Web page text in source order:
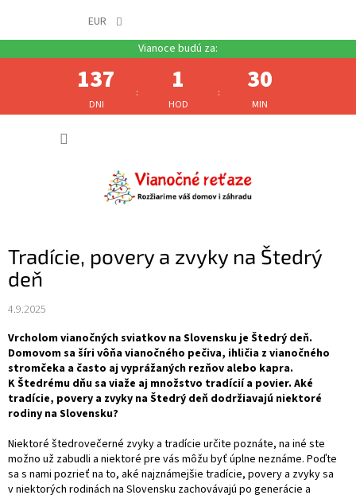
137
DNI
: 1
HOD
: 30
MIN
EUR
Tradície, povery a zvyky na Štedrý
deň
4.9.2025
Vrcholom vianočných sviatkov na Slovensku je Štedrý deň.
Domovom sa šíri vôňa vianočného pečiva, ihličia z vianočného
stromčeka a často aj vyprážaných rezňov alebo kapra.
K Štedrému dňu sa viaže aj množstvo tradícií a povier. Aké
tradície, povery a zvyky na Štedrý deň dodržiavajú niektoré
rodiny na Slovensku?
Niektoré štedrovečerné zvyky a tradície určite poznáte, na iné ste
možno už zabudli a niektoré pre vás môžu byť úplne neznáme. Poďte
sa s nami pozrieť na to, aké najznámejšie tradície, povery a zvyky sa
v niektorých rodinách na Slovensku zachovávajú po generácie a